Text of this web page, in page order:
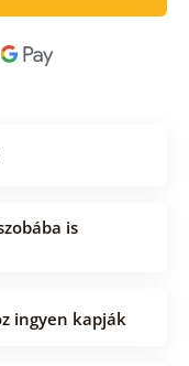
is
ingyen kapják